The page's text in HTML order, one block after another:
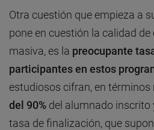
Otra cuestión que empieza a
pone en cuestión la calidad
masiva, es la preocupante
participantes en estos
estudiosos cifran, en términos
del 90% del alumnado inscrito
tasa de finalización, que